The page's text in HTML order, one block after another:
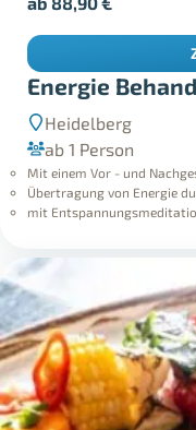
Energie
Heidelberg
ab 1 Person
Mit einem Vor - und
Übertragung von Energie
mit